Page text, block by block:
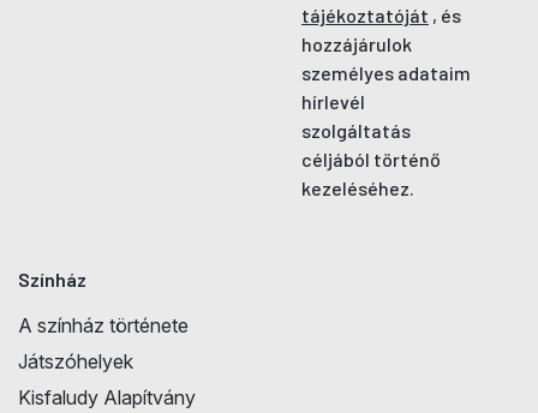
tájékoztatóját , és
hozzájárulok
személyes adataim
hírlevél
szolgáltatás
céljából történő
kezeléséhez.
Színház
A színház története
Játszóhelyek
Kisfaludy Alapítvány